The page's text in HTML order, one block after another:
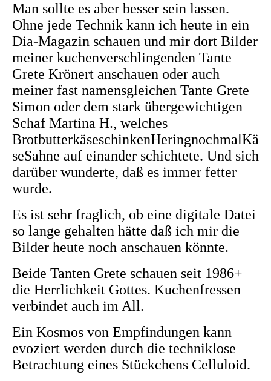
Man sollte es aber besser sein lassen.
Ohne jede Technik kann ich heute in ein
Dia-Magazin schauen und mir dort Bilder
meiner kuchenverschlingenden Tante
Grete Krönert anschauen oder auch
meiner fast namensgleichen Tante Grete
Simon oder dem stark übergewichtigen
Schaf Martina H., welches
BrotbutterkäseschinkenHeringnochmalKä
seSahne auf einander schichtete. Und sich
darüber wunderte, daß es immer fetter
wurde.
Es ist sehr fraglich, ob eine digitale Datei
so lange gehalten hätte daß ich mir die
Bilder heute noch anschauen könnte.
Beide Tanten Grete schauen seit 1986+
die Herrlichkeit Gottes. Kuchenfressen
verbindet auch im All.
Ein Kosmos von Empfindungen kann
evoziert werden durch die techniklose
Betrachtung eines Stückchens Celluloid.